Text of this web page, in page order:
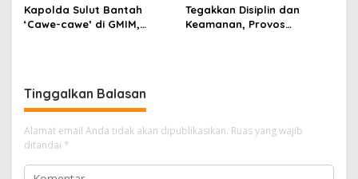
‎Kapolda Sulut Bantah
‘Cawe-cawe’ di GMIM,
Tegakkan Disiplin dan
Keamanan, Provos
Tinggalkan Balasan
Alamat email Anda tidak akan dipublikasikan. Ruas yang wajib
ditandai *